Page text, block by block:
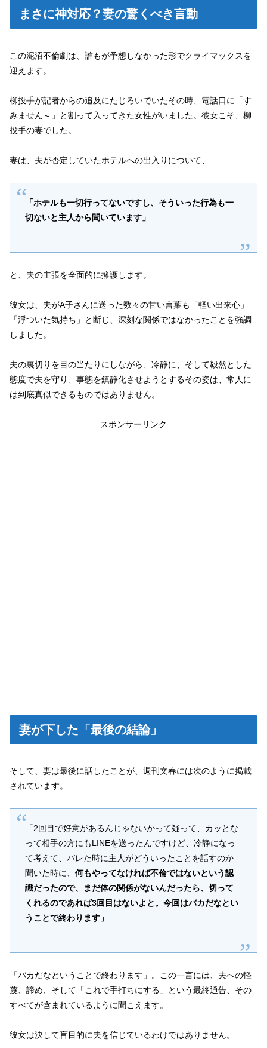
まさに神対応？妻の驚くべき言動
この泥沼不倫劇は、誰もが予想しなかった形でクライマックスを
迎えます。
柳投手が記者からの追及にたじろいでいたその時、電話口に「す
みません～」と割って入ってきた女性がいました。彼女こそ、柳
投手の妻でした。
妻は、夫が否定していたホテルへの出入りについて、
「ホテルも一切行ってないですし、そういった行為も一
切ないと主人から聞いています」
と、夫の主張を全面的に擁護します。
彼女は、夫がA子さんに送った数々の甘い言葉も「軽い出来心」
「浮ついた気持ち」と断じ、深刻な関係ではなかったことを強調
しました。
夫の裏切りを目の当たりにしながら、冷静に、そして毅然とした
態度で夫を守り、事態を鎮静化させようとするその姿は、常人に
は到底真似できるものではありません。
スポンサーリンク
妻が下した「最後の結論」
そして、妻は最後に話したことが、週刊文春には次のように掲載
されています。
「2回目で好意があるんじゃないかって疑って、カッとな
って相手の方にもLINEを送ったんですけど、冷静になっ
て考えて、バレた時に主人がどういったことを話すのか
聞いた時に、何もやってなければ不倫ではないという認
識だったので、まだ体の関係がないんだったら、切って
くれるのであれば3回目はないよと。今回はバカだなとい
うことで終わります」
「バカだなということで終わります」。この一言には、夫への軽
蔑、諦め、そして「これで手打ちにする」という最終通告、その
すべてが含まれているように聞こえます。
彼女は決して盲目的に夫を信じているわけではありません。